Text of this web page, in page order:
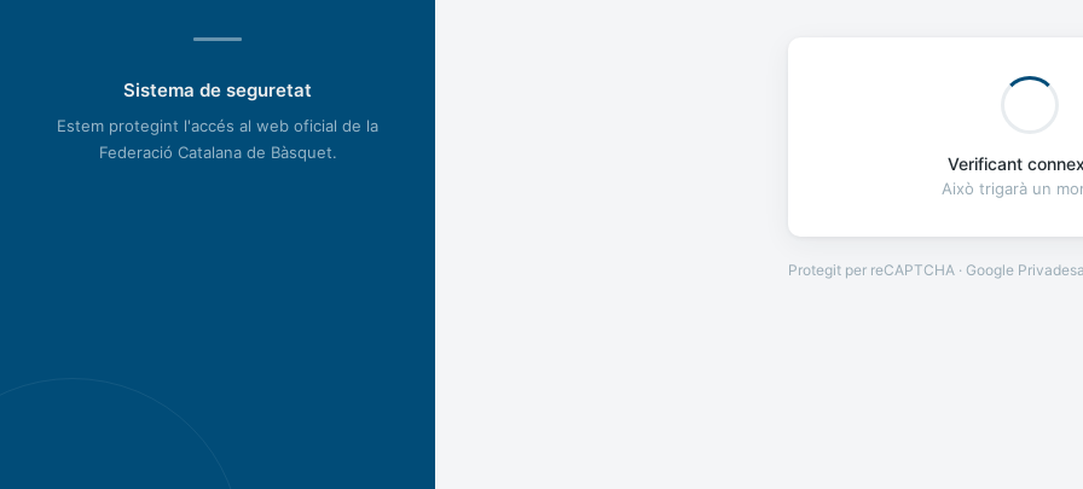
Sistema de seguretat
Estem protegint l'accés al web oficial de la
Federació Catalana de Bàsquet.
Verificant
Això trigarà un
Protegit per reCAPTCHA · Google Privadesa